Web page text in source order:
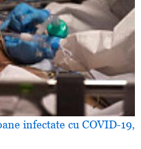
infectate cu COVID-19,